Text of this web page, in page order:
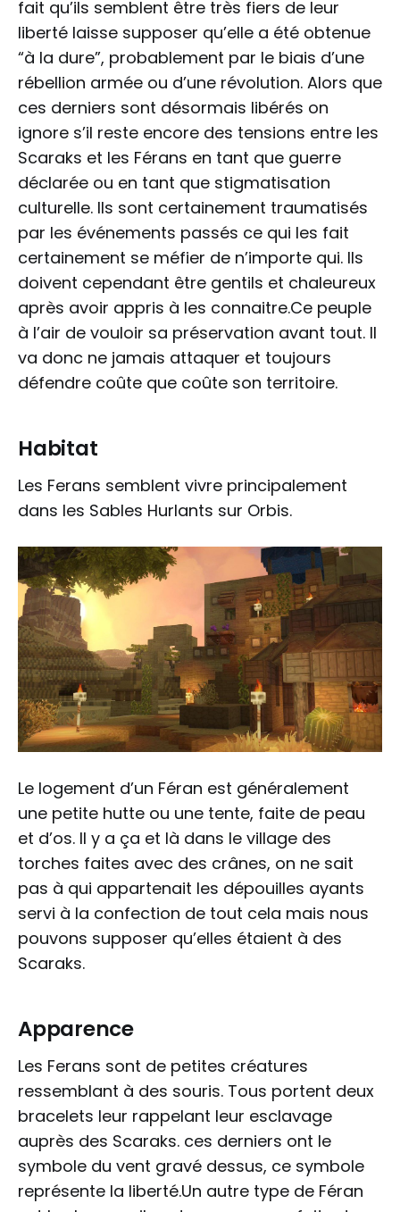
fait qu’ils semblent être très fiers de leur
liberté laisse supposer qu’elle a été obtenue
“à la dure”, probablement par le biais d’une
rébellion armée ou d’une révolution. Alors que
ces derniers sont désormais libérés on
ignore s’il reste encore des tensions entre les
Scaraks et les Férans en tant que guerre
déclarée ou en tant que stigmatisation
culturelle. Ils sont certainement traumatisés
par les événements passés ce qui les fait
certainement se méfier de n’importe qui. Ils
doivent cependant être gentils et chaleureux
après avoir appris à les connaitre.Ce peuple
à l’air de vouloir sa préservation avant tout. Il
va donc ne jamais attaquer et toujours
défendre coûte que coûte son territoire.
Habitat
Les Ferans semblent vivre principalement
dans les Sables Hurlants sur Orbis.
Le logement d’un Féran est généralement
une petite hutte ou une tente, faite de peau
et d’os. Il y a ça et là dans le village des
torches faites avec des crânes, on ne sait
pas à qui appartenait les dépouilles ayants
servi à la confection de tout cela mais nous
pouvons supposer qu’elles étaient à des
Scaraks.
Apparence
Les Ferans sont de petites créatures
ressemblant à des souris. Tous portent deux
bracelets leur rappelant leur esclavage
auprès des Scaraks. ces derniers ont le
symbole du vent gravé dessus, ce symbole
représente la liberté.Un autre type de Féran